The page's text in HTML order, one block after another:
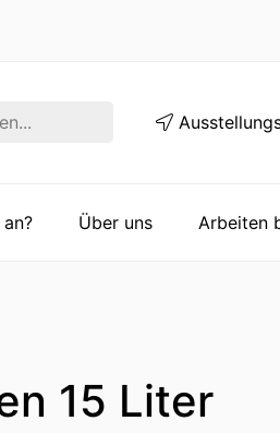
Über uns Arbeiten
15 Liter